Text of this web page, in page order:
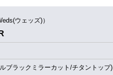
ウェッズ)）
ブラックミラーカット/チタントップ)